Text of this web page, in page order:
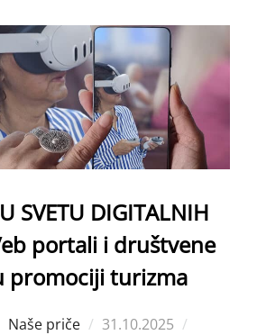
SVETU DIGITALNIH
portali i društvene
promociji turizma
Naše priče
Posted
31.10.2025